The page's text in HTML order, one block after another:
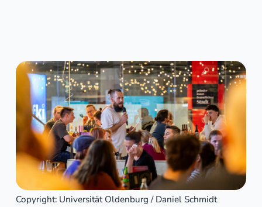
Copyright: Universität Oldenburg / Daniel Schmidt